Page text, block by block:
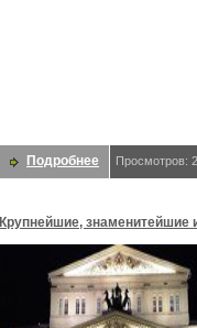
Подробнее Просмотров:
Крупнейшие, знаменитейшие
старинные театры Москвы